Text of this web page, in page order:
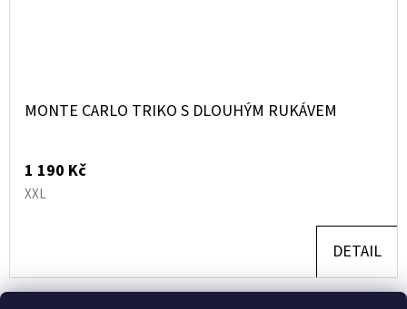
MONTE CARLO TRIKO S DLOUHÝM RUKÁVEM
1 190 Kč
XXL
DETAIL